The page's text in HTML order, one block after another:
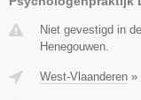
Niet gevestigd in
Henegouwen.
West-Vlaanderen »